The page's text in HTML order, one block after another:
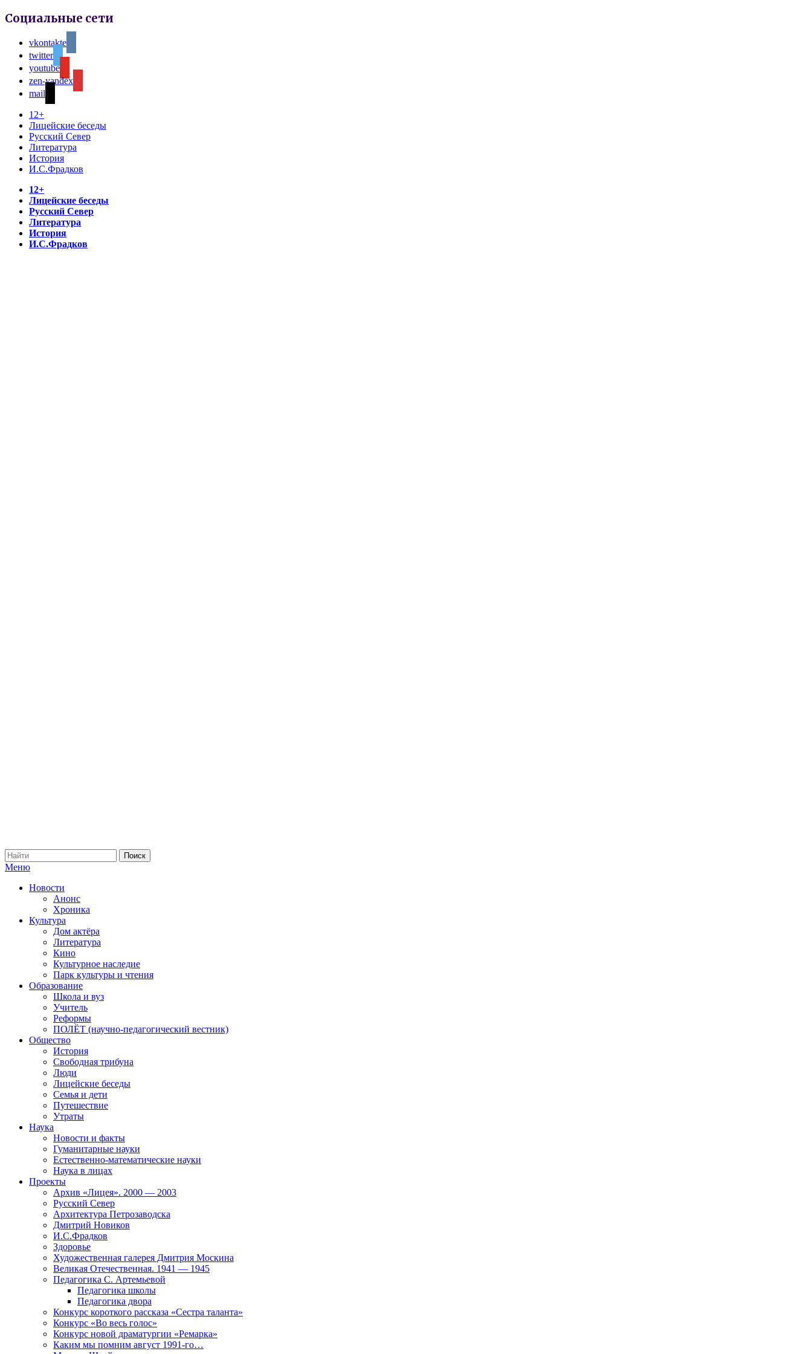
Социальные сети
vkontakte
twitter
youtube
zen-yandex
mail
12+
Лицейские беседы
Русский Север
Литература
История
И.С.Фрадков
12+
Лицейские беседы
Русский Север
Литература
История
И.С.Фрадков
Меню
Новости
Анонс
Хроника
Культура
Дом актёра
Литература
Кино
Культурное наследие
Парк культуры и чтения
Образование
Школа и вуз
Учитель
Реформы
ПОЛЁТ (научно-педагогический вестник)
Общество
История
Свободная трибуна
Люди
Лицейские беседы
Семья и дети
Путешествие
Утраты
Наука
Новости и факты
Гуманитарные науки
Естественно-математические науки
Наука в лицах
Проекты
Архив «Лицея». 2000 — 2003
Русский Север
Архитектура Петрозаводска
Дмитрий Новиков
И.С.Фрадков
Здоровье
Художественная галерея Дмитрия Москина
Великая Отечественная. 1941 — 1945
Педагогика С. Артемьевой
Педагогика школы
Педагогика двора
Конкурс короткого рассказа «Сестра таланта»
Конкурс «Во весь голос»
Конкурс новой драматургии «Ремарка»
Каким мы помним август 1991-го…